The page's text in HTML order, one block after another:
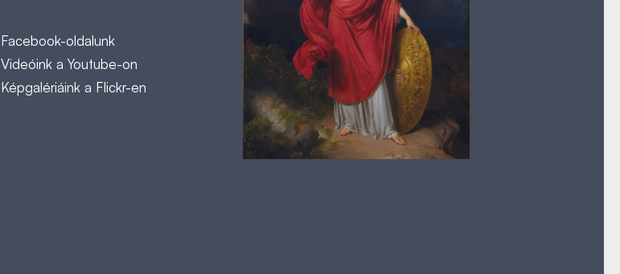
Facebook-oldalunk
Videóink a Youtube-on
Képgalériáink a Flickr-en